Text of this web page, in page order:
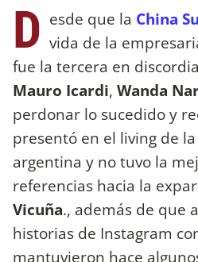
D esde que la China
vida de la
fue la tercera en
Mauro Icardi, Wanda
perdonar lo sucedido y
presentó en el living de
argentina y no tuvo la
referencias hacia la
Vicuña., además de que
historias de Instagram
mantuvieron hace